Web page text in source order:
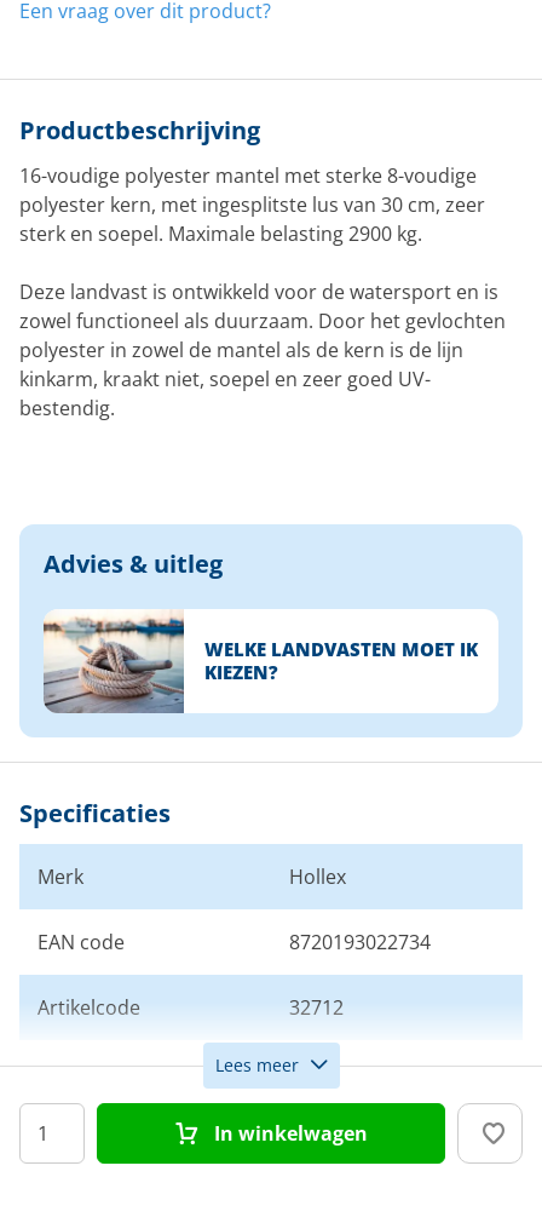
Een vraag over dit product?
Productbeschrijving
16-voudige polyester mantel met sterke 8-voudige
polyester kern, met ingesplitste lus van 30 cm, zeer
sterk en soepel. Maximale belasting 2900 kg.
Deze landvast is ontwikkeld voor de watersport en is
zowel functioneel als duurzaam. Door het gevlochten
polyester in zowel de mantel als de kern is de lijn
kinkarm, kraakt niet, soepel en zeer goed UV-
bestendig.
Advies & uitleg
WELKE LANDVASTEN MOET IK
KIEZEN?
Specificaties
Merk Hollex
EAN code 8720193022734
Artikelcode 32712
Afwerking Kant en klaar deluxe
Kleur Blauw
Lees meer
In winkelwagen